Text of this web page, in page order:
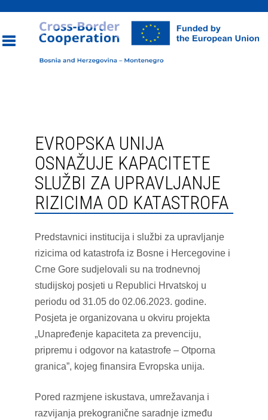
EVROPSKA UNIJA
OSNAŽUJE KAPACITETE
SLUŽBI ZA UPRAVLJANJE
RIZICIMA OD KATASTROFA
Predstavnici institucija i službi za upravljanje
rizicima od katastrofa iz Bosne i Hercegovine i
Crne Gore sudjelovali su na trodnevnoj
studijskoj posjeti u Republici Hrvatskoj u
periodu od 31.05 do 02.06.2023. godine.
Posjeta je organizovana u okviru projekta
„Unapređenje kapaciteta za prevenciju,
pripremu i odgovor na katastrofe – Otporna
granica”, kojeg finansira Evropska unija.
Pored razmjene iskustava, umrežavanja i
razvijanja prekogranične saradnje između